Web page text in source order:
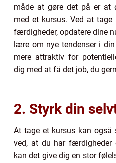
måde at gøre det på er at
med et kursus. Ved at
færdigheder, opdatere dine
lære om nye tendenser i
mere attraktiv for
dig med at få det job, du
2. Styrk din
At tage et kursus kan også
ved, at du har
kan det give dig en stor